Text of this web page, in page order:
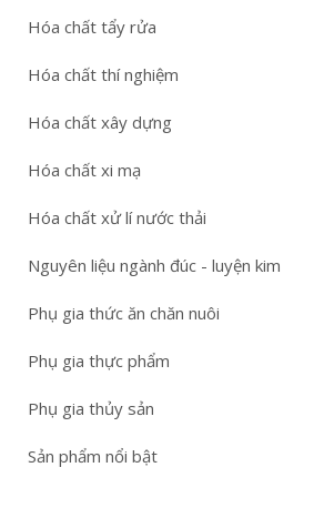
Hóa chất tẩy rửa
Hóa chất thí nghiệm
Hóa chất xây dựng
Hóa chất xi mạ
Hóa chất xử lí nước thải
Nguyên liệu ngành đúc - luyện kim
Phụ gia thức ăn chăn nuôi
Phụ gia thực phẩm
Phụ gia thủy sản
Sản phẩm nổi bật